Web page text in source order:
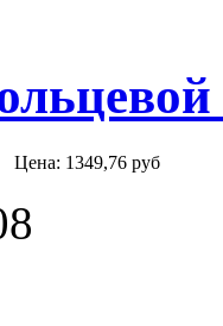
Цена: 1349,76 руб